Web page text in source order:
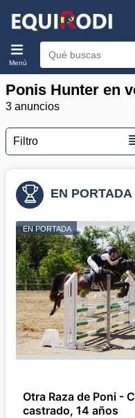
Menú
Ponis Hunter en
3 anuncios
Filtro
EN
EN PORTADA
Otra Raza de Poni -
castrado, 14 años